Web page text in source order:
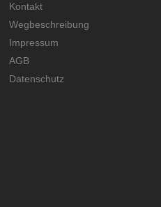
Kontakt
Wegbeschreibung
Impressum
AGB
Datenschutz